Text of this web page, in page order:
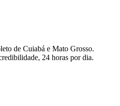
de Cuiabá e Mato Grosso.
24 horas por dia.